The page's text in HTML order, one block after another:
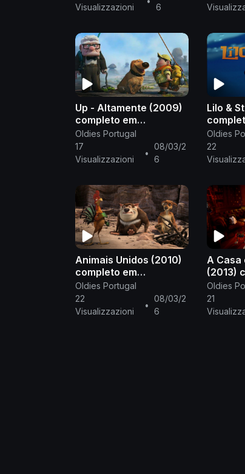
Visualizzazioni
6
Up - Altamente (2009)
completo em
português europeu PT-
PT
Oldies Portugal
17
Visualizzazioni
•
08/03/2
6
Lilo &
PT
Oldies
22
Animais Unidos (2010)
completo em
português europeu PT-
PT
Oldies Portugal
22
Visualizzazioni
•
08/03/2
6
A Casa
(2013)
PT
Oldies
21